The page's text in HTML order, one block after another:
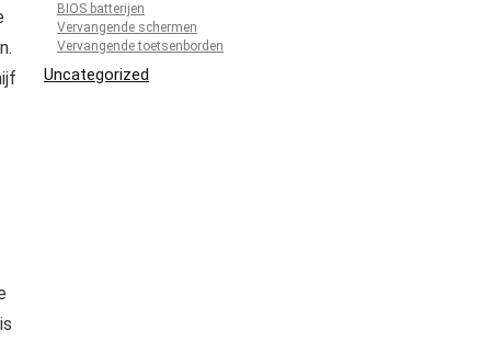
BIOS batterijen
Vervangende schermen
Vervangende toetsenborden
Uncategorized